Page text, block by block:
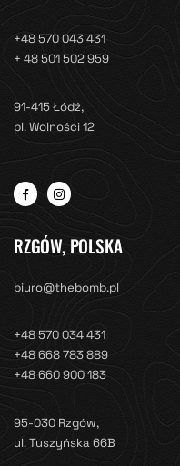
+48 570 043 431
+ 48 501 502 959
91-415 Łódź,
pl. Wolności 12
RZGÓW, POLSKA
biuro@thebomb.pl
+48 570 034 431
+48 668 783 889
+48 660 900 183
95-030 Rzgów,
ul. Tuszyńska 66B